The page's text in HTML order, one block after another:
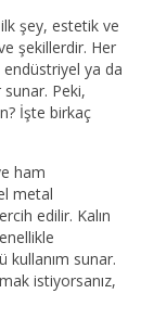
şey, estetik ve
şekillerdir. Her
ya da
Peki,
İşte birkaç
ham
metal
edilir. Kalın
kullanım sunar.
istiyorsanız,